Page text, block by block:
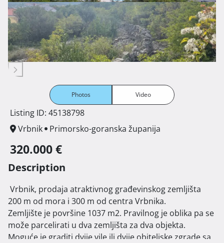
Photos Video
Listing ID: 45138798
Vrbnik
Primorsko-goranska županija
320.000 €
Description
200 m od mora i 300 m od centra Vrbnika.
Zemljište je površine 1037 m2. Pravilnog je oblika pa se
može parcelirati u dva zemljišta za dva objekta.
Moguće je graditi dvije vile ili dvije obiteljske zgrade sa